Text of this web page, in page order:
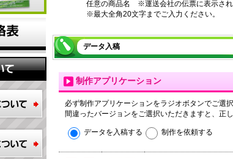
任意の商品名 ※運送会社の伝票に表示され
※最大全角20文字までご入力ください。
データ入稿
制作アプリケーション
必ず制作アプリケーションをラジオボタンでご選
間違ったバージョンをご選択いただきますと、正
データを入稿する 制作を依頼する